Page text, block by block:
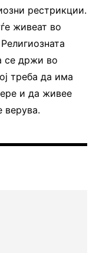
рестрикции.
живеат во
се држи во
треба да има
и да живее
верува.